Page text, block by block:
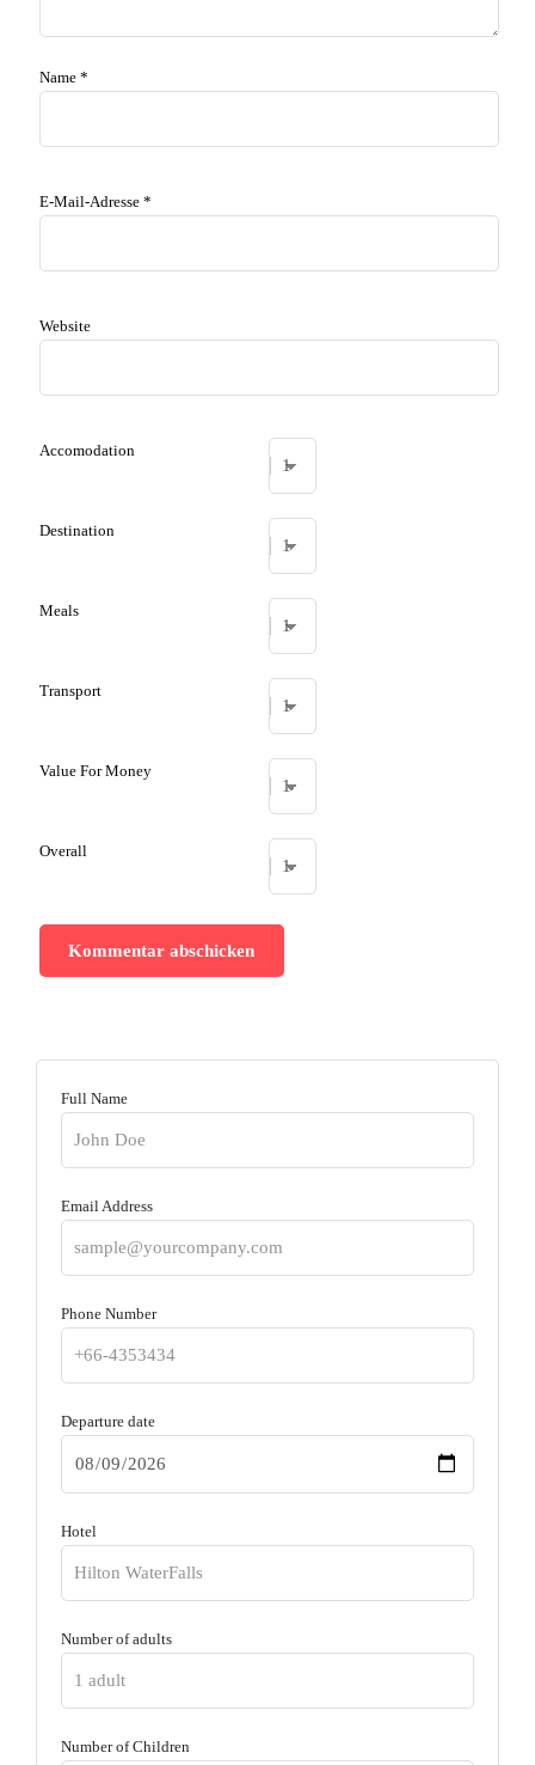
Name *
E-Mail-Adresse *
Website
Accomodation
Destination
Meals
Transport
Value For Money
Overall
Full Name
Email Address
Phone Number
Departure date
Hotel
Number of adults
Number of Children